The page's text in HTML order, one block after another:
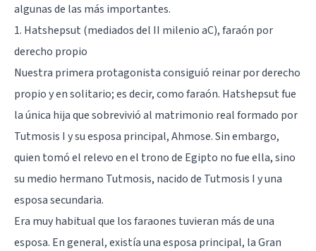
algunas de las más importantes.
1. Hatshepsut (mediados del II milenio aC), faraón por
derecho propio
Nuestra primera protagonista consiguió reinar por derecho
propio y en solitario; es decir, como faraón. Hatshepsut fue
la única hija que sobrevivió al matrimonio real formado por
Tutmosis I y su esposa principal, Ahmose. Sin embargo,
quien tomó el relevo en el trono de Egipto no fue ella, sino
su medio hermano Tutmosis, nacido de Tutmosis I y una
esposa secundaria.
Era muy habitual que los faraones tuvieran más de una
esposa. En general, existía una esposa principal, la Gran